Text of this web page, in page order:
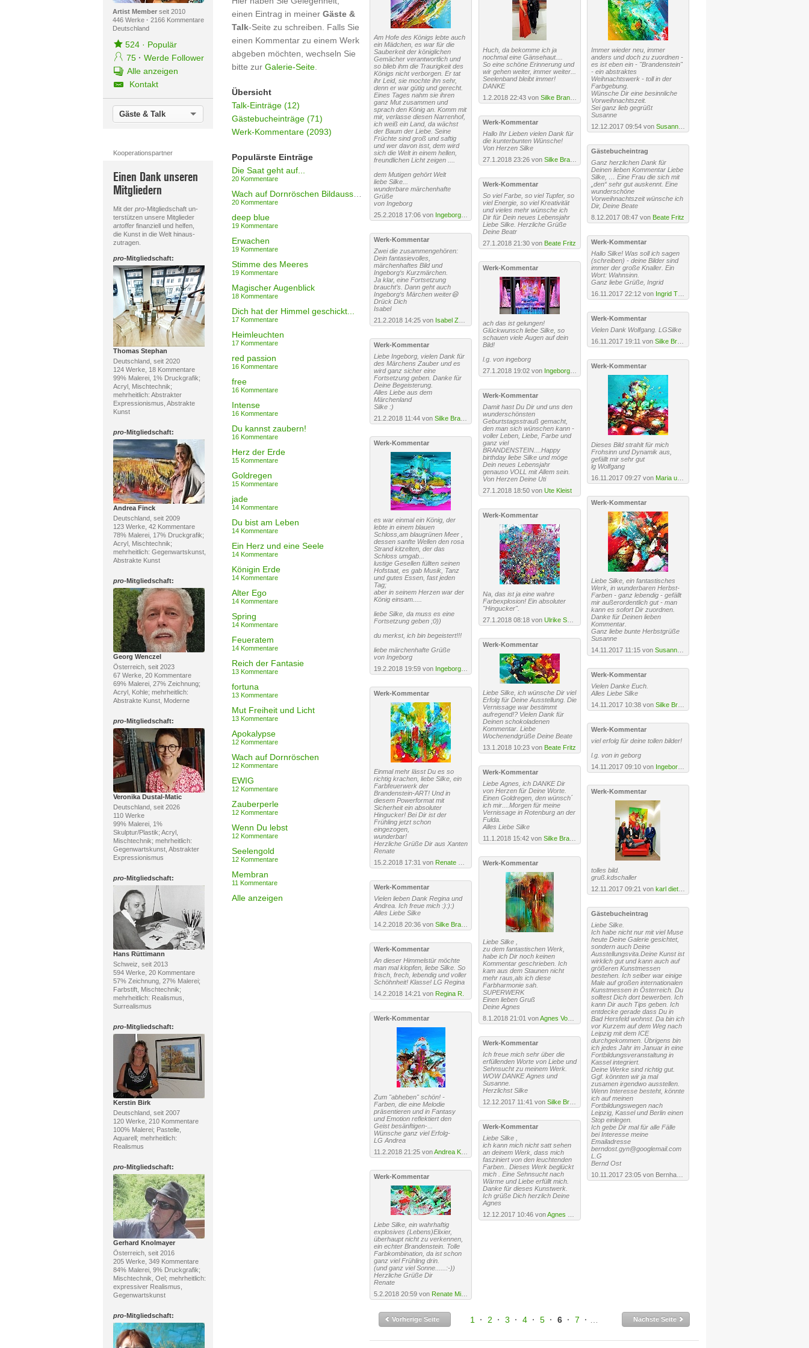
Artist Memberseit 2010
446 Werke · 2166 Kommentare
Deutschland
524· Populär
75 · Werde Follower
Alle anzeigen
Kontakt
Gäste & Talk
Kooperationspartner
Einen Dank unseren
Mitgliedern
Mit der pro-Mitgliedschaft un-
terstützen unsere Mitglieder
artofferfinanziell und helfen,
die Kunst in die Welt hinaus-
zutragen.
pro-Mitgliedschaft:
Thomas Stephan
Deutschland, seit 2020
124 Werke, 18 Kommentare
99% Malerei, 1% Druckgrafik;
Acryl, Mischtechnik;
mehrheitlich: Abstrakter
Expressionismus, Abstrakte
Kunst
pro-Mitgliedschaft:
Andrea Finck
Deutschland, seit 2009
123 Werke, 42 Kommentare
78% Malerei, 17% Druckgrafik;
Acryl, Mischtechnik;
mehrheitlich: Gegenwartskunst,
Abstrakte Kunst
pro-Mitgliedschaft:
Georg Wenczel
Österreich, seit 2023
67 Werke, 20 Kommentare
69% Malerei, 27% Zeichnung;
Acryl, Kohle; mehrheitlich:
Abstrakte Kunst, Moderne
pro-Mitgliedschaft:
Veronika Dustal-Matic
Deutschland, seit 2026
110 Werke
99% Malerei, 1%
Skulptur/Plastik; Acryl,
Mischtechnik; mehrheitlich:
Gegenwartskunst, Abstrakter
Expressionismus
pro-Mitgliedschaft:
Hans Rüttimann
Schweiz, seit 2013
594 Werke, 20 Kommentare
57% Zeichnung, 27% Malerei;
Farbstift, Mischtechnik;
mehrheitlich: Realismus,
Surrealismus
pro-Mitgliedschaft:
Kerstin Birk
Deutschland, seit 2007
120 Werke, 210 Kommentare
100% Malerei; Pastelle,
Aquarell; mehrheitlich:
Realismus
pro-Mitgliedschaft:
Gerhard Knolmayer
Österreich, seit 2016
205 Werke, 349 Kommentare
84% Malerei, 9% Druckgrafik;
Mischtechnik, Oel; mehrheitlich:
expressiver Realismus,
Gegenwartskunst
pro-Mitgliedschaft:
einen Eintrag in meiner Gäste &
Talk-Seite zu schreiben. Falls Sie
einen Kommentar zu einem Werk
abgeben möchten, wechseln Sie
bitte zur Galerie-Seite.
Übersicht
Talk-Einträge (12)
Gästebucheinträge (71)
Werk-Kommentare (2093)
Populärste Einträge
Die Saat geht auf...
20 Kommentare
Wach auf Dornröschen Bildausschnitt II
20 Kommentare
deep blue
19 Kommentare
Erwachen
19 Kommentare
Stimme des Meeres
19 Kommentare
Magischer Augenblick
18 Kommentare
Dich hat der Himmel geschickt...
17 Kommentare
Heimleuchten
17 Kommentare
red passion
16 Kommentare
free
16 Kommentare
Intense
16 Kommentare
Du kannst zaubern!
16 Kommentare
Herz der Erde
15 Kommentare
Goldregen
15 Kommentare
jade
14 Kommentare
Du bist am Leben
14 Kommentare
Ein Herz und eine Seele
14 Kommentare
Königin Erde
14 Kommentare
Alter Ego
14 Kommentare
Spring
14 Kommentare
Feueratem
14 Kommentare
Reich der Fantasie
13 Kommentare
fortuna
13 Kommentare
Mut Freiheit und Licht
13 Kommentare
Apokalypse
12 Kommentare
Wach auf Dornröschen
12 Kommentare
EWIG
12 Kommentare
Zauberperle
12 Kommentare
Wenn Du lebst
12 Kommentare
Seelengold
12 Kommentare
Membran
11 Kommentare
Alle anzeigen
Am Hofe des Königs lebte auch
ein Mädchen, es war für die
Sauberkeit der königlichen
Gemächer verantwortlich und
so blieb ihm die Traurigkeit des
Königs nicht verborgen. Er tat
ihr Leid, sie mochte ihn sehr,
denn er war gütig und gerecht.
Eines Tages nahm sie ihren
ganz Mut zusammen und
sprach den König an. Komm mit
mir, verlasse diesen Narrenhof,
ich weiß ein Land, da wächst
der Baum der Liebe. Seine
Früchte sind groß und saftig
und wer davon isst, dem wird
sich die Welt in einem hellen,
freundlichen Licht zeigen ....
dem Mutigen gehört Welt
liebe Silke...
wunderbare märchenhafte
Grüße
von Ingeborg
25.2.2018 17:06 von Ingeborg Schnöke
Werk-Kommentar
Zwei die zusammengehören:
Dein fantasievolles,
märchenhaftes Bild und
Ingeborg‘s Kurzmärchen.
Ja klar, eine Fortsetzung
braucht’s. Dann geht auch
Ingeborg‘s Märchen weiter😄
Drück Dich
Isabel
21.2.2018 14:25 von Isabel Zampino
Werk-Kommentar
Liebe Ingeborg, vielen Dank für
des Märchens Zauber und es
wird ganz sicher eine
Fortsetzung geben. Danke für
Deine Begeisterung.
Alles Liebe aus dem
Märchenland
Silke :)
21.2.2018 11:44 vonSilke Brandenstein
Werk-Kommentar
es war einmal ein König, der
lebte in einem blauen
Schloss,am blaugrünen Meer ,
dessen sanfte Wellen den rosa
Strand kitzelten, der das
Schloss umgab...
lustige Gesellen füllten seinen
Hofstaat, es gab Musik, Tanz
und gutes Essen, fast jeden
Tag;
aber in seinem Herzen war der
König einsam.....
liebe Silke, da muss es eine
Fortsetzung geben ;0))
du merkst, ich bin begeistert!!!
liebe märchenhafte Grüße
von Ingeborg
19.2.2018 19:59 von Ingeborg Schnöke
Werk-Kommentar
Einmal mehr lässt Du es so
richtig krachen, liebe Silke, ein
Farbfeuerwerk der
Brandenstein-ART! Und in
diesem Powerformat mit
Sicherheit ein absoluter
Hingucker! Bei Dir ist der
Frühling jetzt schon
eingezogen,
wunderbar!
Herzliche Grüße Dir aus Xanten
Renate
15.2.2018 17:31 von Renate Migas
Werk-Kommentar
Vielen lieben Dank Regina und
Andrea. Ich freue mich :):):)
Alles Liebe Silke
14.2.2018 20:36 vonSilke Brandenstein
Werk-Kommentar
An dieser Himmelstür möchte
man mal klopfen, liebe Silke. So
frisch, frech, lebendig und voller
Schöhnheit! Klasse! LG Regina
14.2.2018 14:21 von Regina R.
Werk-Kommentar
Zum "abheben" schön! -
Farben, die eine Melodie
präsentieren und in Fantasy
und Emotion reflektiert den
Geist besänftigen-...
Wünsche ganz viel Erfolg-
LG Andrea
11.2.2018 21:25 vonAndrea Kasper
Werk-Kommentar
Liebe Silke, ein wahrhaftig
explosives (Lebens)Elixier,
überhaupt nicht zu verkennen,
ein echter Brandenstein. Tolle
Farbkombination, da ist schon
ganz viel Frühling drin.
(und ganz viel Sonne......:-))
Herzliche Grüße Dir
Renate
5.2.2018 20:59 von Renate Migas
Huch, da bekomme ich ja
nochmal eine Gänsehaut....
So eine schöne Erinnerung und
wir gehen weiter, immer weiter...
Seelenband bleibt immer!
DANKE
1.2.2018 22:43 von Silke Brandenstein
Werk-Kommentar
Hallo Ihr Lieben vielen Dank für
die kunterbunten Wünsche!
Von Herzen Silke
27.1.2018 23:26 von Silke Brandenstein
Werk-Kommentar
So viel Farbe, so viel Tupfer, so
viel Energie, so viel Kreativität
und vieles mehr wünsche ich
Dir für Dein neues Lebensjahr
Liebe Silke. Herzliche Grüße
Deine Beatr
27.1.2018 21:30 von Beate Fritz
Werk-Kommentar
ach das ist gelungen!
Glückwunsch liebe Silke, so
schauen viele Augen auf dein
Bild!
l.g. von ingeborg
27.1.2018 19:02 von Ingeborg Schnöke
Werk-Kommentar
Damit hast Du Dir und uns den
wunderschönsten
Geburtstagsstrauß gemacht,
den man sich wünschen kann -
voller Leben, Liebe, Farbe und
ganz viel
BRANDENSTEIN....Happy
birthday liebe Silke und möge
Dein neues Lebensjahr
genauso VOLL mit Allem sein.
Von Herzen Deine Uti
27.1.2018 18:50 von Ute Kleist
Werk-Kommentar
Na, das ist ja eine wahre
Farbexplosion! Ein absoluter
"Hingucker".
27.1.2018 08:18 von Ulrike Sallos-Sohns ·URL
Werk-Kommentar
Liebe Silke, ich wünsche Dir viel
Erfolg für Deine Ausstellung. Die
Vernissage war bestimmt
aufregend!? Vielen Dank für
Deinen schokoladenen
Kommentar. Liebe
Wochenendgrüße Deine Beate
13.1.2018 10:23 von Beate Fritz
Werk-Kommentar
Liebe Agnes, ich DANKE Dir
von Herzen für Deine Worte.
Einen Goldregen, den wünsch´
ich mir....Morgen für meine
Vernissage in Rotenburg an der
Fulda.
Alles Liebe Silke
11.1.2018 15:42 von Silke Brandenstein
Werk-Kommentar
Liebe Silke ,
zu dem fantastischen Werk,
habe ich Dir noch keinen
Kommentar geschrieben. Ich
kam aus dem Staunen nicht
mehr raus,als ich diese
Farbharmonie sah.
SUPERWERK
Einen lieben Gruß
Deine Agnes
8.1.2018 21:01 vonAgnes Vonhoegen
Werk-Kommentar
Ich freue mich sehr über die
erfüllenden Worte von Liebe und
Sehnsucht zu meinem Werk.
WOW DANKE Agnes und
Susanne.
Herzlichst Silke
12.12.2017 11:41 von Silke Brandenstein
Werk-Kommentar
Liebe Silke ,
ich kann mich nicht satt sehen
an deinem Werk, dass mich
fasziniert von den leuchtenden
Farben.. Dieses Werk beglückt
mich . Eine Sehnsucht nach
Wärme und Liebe erfüllt mich.
Danke für dieses Kunstwerk.
Ich grüße Dich herzlich Deine
Agnes
12.12.2017 10:46 vonAgnes Vonhoegen
Immer wieder neu, immer
anders und doch zu zuordnen -
es ist eben ein - "Brandenstein"
- ein abstraktes
Weihnachtswerk - toll in der
Farbgebung.
Wünsche Dir eine besinnliche
Vorweihnachtszeit.
Sei ganz lieb gegrüßt
Susanne
12.12.2017 09:54 von Susanne Köttgen
Gästebucheintrag
Ganz herzlichen Dank für
Deinen lieben Kommentar Liebe
Silke, … Eine Frau die sich mit
„den“ sehr gut auskennt. Eine
wunderschöne
Vorweihnachtszeit wünsche ich
Dir, Deine Beate
8.12.2017 08:47 von Beate Fritz
Werk-Kommentar
Hallo Silke! Was soll ich sagen
(schreiben) - deine Bilder sind
immer der große Knaller. Ein
Wort: Wahnsinn.
Ganz liebe Grüße, Ingrid
16.11.2017 22:12 von Ingrid TROLP
Werk-Kommentar
Vielen Dank Wolfgang. LGSilke
16.11.2017 19:11 von Silke Brandenstein
Werk-Kommentar
Dieses Bild strahlt für mich
Frohsinn und Dynamik aus,
gefällt mir sehr gut
lg Wolfgang
16.11.2017 09:27 von Maria und Wolfgang Liedermann
Werk-Kommentar
Liebe Silke, ein fantastisches
Werk, in wunderbaren Herbst-
Farben - ganz lebendig - gefällt
mir außerordentlich gut - man
kann es sofort Dir zuordnen.
Danke für Deinen lieben
Kommentar.
Ganz liebe bunte Herbstgrüße
Susanne
14.11.2017 11:15 von Susanne Köttgen
Werk-Kommentar
Vielen Danke Euch.
Alles Liebe Silke
14.11.2017 10:38 von Silke Brandenstein
Werk-Kommentar
viel erfolg für deine tollen bilder!
l.g. von in geborg
14.11.2017 09:10 von Ingeborg Schnöke
Werk-Kommentar
tolles bild.
gruß.kdschaller
12.11.2017 09:21 von karl dieter schaller
Gästebucheintrag
Liebe Silke.
Ich habe nicht nur mit viel Muse
heute Deine Galerie gesichtet,
sondern auch Deine
Ausstellungsvita.Deine Kunst ist
wirklich gut und kann auch auf
größeren Kunstmessen
bestehen. Ich selber war einige
Male auf großen internationalen
Kunstmessen in Österreich. Du
solltest Dich dort bewerben. Ich
kann Dir auch Tips geben. Ich
entdecke gerade dass Du in
Bad Hersfeld wohnst. Da bin ich
vor Kurzem auf dem Weg nach
Leipzig mit dem ICE
durchgekommen. Übrigens bin
ich jedes Jahr im Januar in eine
Fortbildungsveranstaltung in
Kassel integriert.
Deine Werke sind richtig gut.
Ggf. könnten wir ja mal
zusamen irgendwo ausstellen.
Wenn Interesse besteht, könnte
ich auf meinen
Fortbildungswegen nach
Leipzig, Kassel und Berlin einen
Stop einlegen.
Ich gebe Dir mal für alle Fälle
bei Interesse meine
Emailadresse
berndost.gyn@googlemail.com
L.G
Bernd Ost
10.11.2017 23:05 von Bernhard Ost ·
Vorherige Seite 1 · 2 · 3 · 4 · 5 · 6 · 7 · 10 · 11 · 12
Nächste Seite